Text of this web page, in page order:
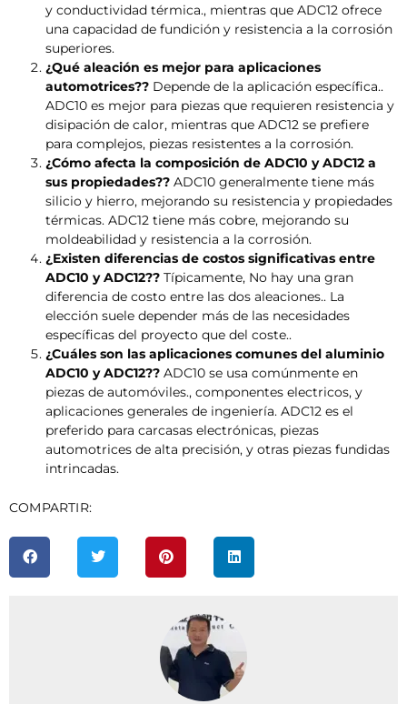
y conductividad térmica., mientras que ADC12 ofrece
una capacidad de fundición y resistencia a la corrosión
superiores.
¿Qué aleación es mejor para aplicaciones
automotrices?? Depende de la aplicación específica..
ADC10 es mejor para piezas que requieren resistencia y
disipación de calor, mientras que ADC12 se prefiere
para complejos, piezas resistentes a la corrosión.
¿Cómo afecta la composición de ADC10 y ADC12 a
sus propiedades?? ADC10 generalmente tiene más
silicio y hierro, mejorando su resistencia y propiedades
térmicas. ADC12 tiene más cobre, mejorando su
moldeabilidad y resistencia a la corrosión.
¿Existen diferencias de costos significativas entre
ADC10 y ADC12?? Típicamente, No hay una gran
diferencia de costo entre las dos aleaciones.. La
elección suele depender más de las necesidades
específicas del proyecto que del coste..
¿Cuáles son las aplicaciones comunes del aluminio
ADC10 y ADC12?? ADC10 se usa comúnmente en
piezas de automóviles., componentes electricos, y
aplicaciones generales de ingeniería. ADC12 es el
preferido para carcasas electrónicas, piezas
automotrices de alta precisión, y otras piezas fundidas
intrincadas.
COMPARTIR: